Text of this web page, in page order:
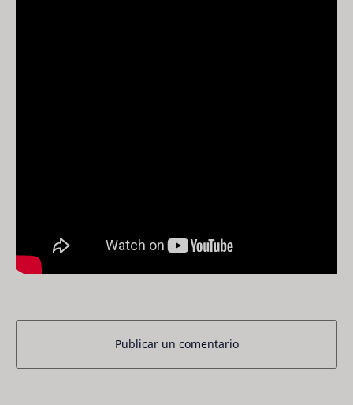
Publicar un comentario